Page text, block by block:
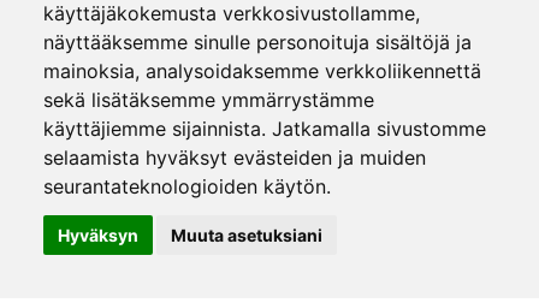
käyttäjäkokemusta verkkosivustollamme,
näyttääksemme sinulle personoituja sisältöjä ja
mainoksia, analysoidaksemme verkkoliikennettä
sekä lisätäksemme ymmärrystämme
käyttäjiemme sijainnista. Jatkamalla sivustomme
selaamista hyväksyt evästeiden ja muiden
seurantateknologioiden käytön.
Hyväksyn Muuta asetuksiani